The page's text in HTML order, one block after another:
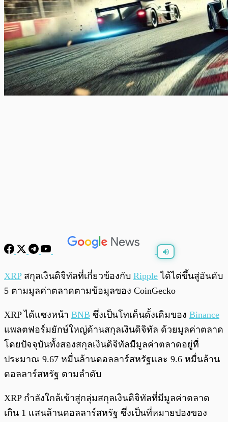
พร้อมเล่น 0:00/ 0:00
XRPสกุลเงินดิจิทัลที่เกี่ยวข้องกับ Ripple ได้ไต่ขึ้นสู่อันดับ
5 ตามมูลค่าตลาดตามข้อมูลของ CoinGecko
XRP ได้แซงหน้า BNB ซึ่งเป็นโทเค็นดั้งเดิมของ Binance
แพลตฟอร์มยักษ์ใหญ่ด้านสกุลเงินดิจิทัล ด้วยมูลค่าตลาด
โดยปัจจุบันทั้งสองสกุลเงินดิจิทัลมีมูลค่าตลาดอยู่ที่
ประมาณ 9.67 หมื่นล้านดอลลาร์สหรัฐและ 9.6 หมื่นล้าน
ดอลลาร์สหรัฐ ตามลำดับ
XRP กำลังใกล้เข้าสู่กลุ่มสกุลเงินดิจิทัลที่มีมูลค่าตลาด
เกิน 1 แสนล้านดอลลาร์สหรัฐ ซึ่งเป็นที่หมายปองของ